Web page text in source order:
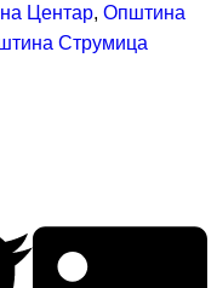
Центар, Општина
Струмица